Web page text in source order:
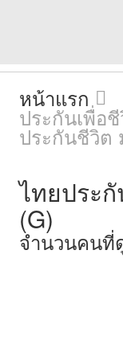
หน้าแรก
ประกันเพื่อ
ประกันชีวิต
ไทยประ
(G)
จำนวนคนที่